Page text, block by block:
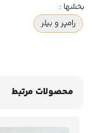
بخشها :
رامپر و بیلر
محصولات مرتبط